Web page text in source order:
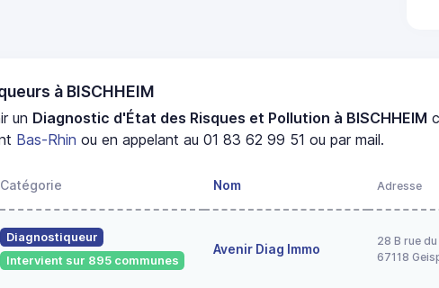
à BISCHHEIM
un Diagnostic d'État des Risques et Pollution à BISCHHEIM
Bas-Rhin ou en appelant au 01 83 62 99 51 ou par mail.
Catégorie Nom Adresse
Diagnostiqueur
Intervient sur 895 communes
Avenir Diag Immo
28 B rue
67118